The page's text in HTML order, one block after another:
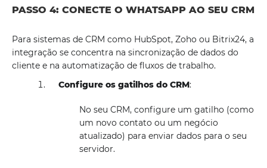
PASSO 4: CONECTE O WHATSAPP AO SEU CRM
Para sistemas de CRM como HubSpot, Zoho ou Bitrix24, a
integração se concentra na sincronização de dados do
cliente e na automatização de fluxos de trabalho.
Configure os gatilhos do CRM:
No seu CRM, configure um gatilho (como
um novo contato ou um negócio
atualizado) para enviar dados para o seu
servidor.